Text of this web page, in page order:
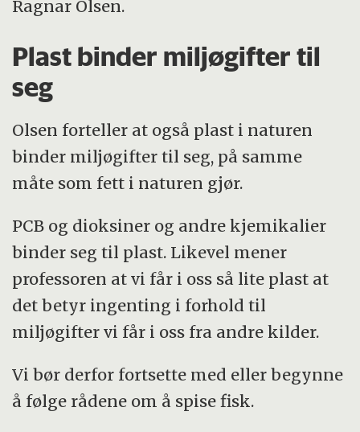
Ragnar Olsen.
Plast binder miljøgifter til
seg
Olsen forteller at også plast i naturen
binder miljøgifter til seg, på samme
måte som fett i naturen gjør.
PCB og dioksiner og andre kjemikalier
binder seg til plast. Likevel mener
professoren at vi får i oss så lite plast at
det betyr ingenting i forhold til
miljøgifter vi får i oss fra andre kilder.
Vi bør derfor fortsette med eller begynne
å følge rådene om å spise fisk.